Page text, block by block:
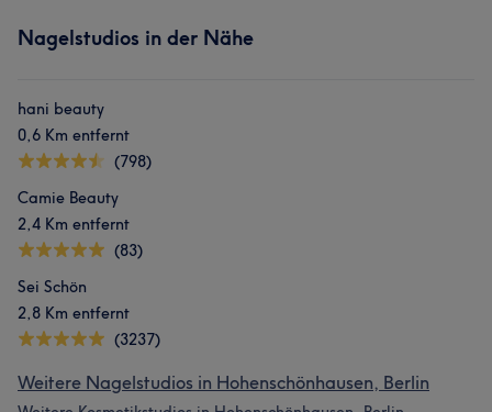
Nagelstudios in der Nähe
hani beauty
0,6 Km entfernt
(798)
Camie Beauty
2,4 Km entfernt
(83)
Sei Schön
2,8 Km entfernt
(3237)
Weitere Nagelstudios in Hohenschönhausen, Berlin